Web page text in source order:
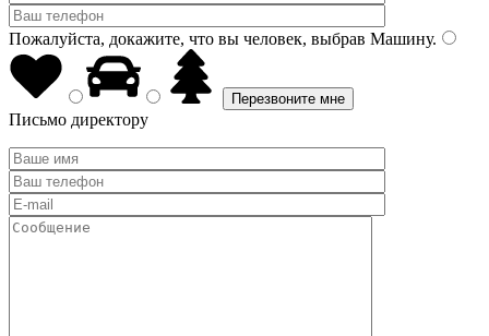
Пожалуйста, докажите, что вы человек, выбрав Машину.
Письмо директору